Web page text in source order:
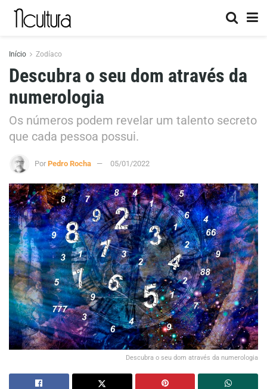
Início Zodíaco
Descubra o seu dom através da
numerologia
Os números podem revelar um talento secreto
que cada pessoa possui.
Por Pedro Rocha 05/01/2022
Descubra o seu dom através da numerologia